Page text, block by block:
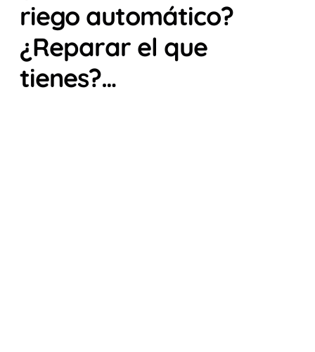
riego automático?
¿Reparar el que
tienes?…